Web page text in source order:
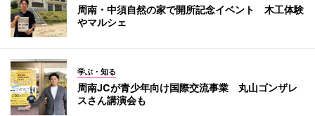
周南・中須自然の家で開所記念イベント 木工体験
やマルシェ
学ぶ・知る
周南JCが青少年向け国際交流事業 丸山ゴンザレ
スさん講演会も